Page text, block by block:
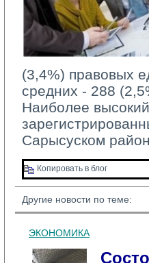
(3,4%) правовых
средних - 288
Наиболее
Сарысуском
Копировать в блог
Другие новости по теме:
ЭКОНОМИКА